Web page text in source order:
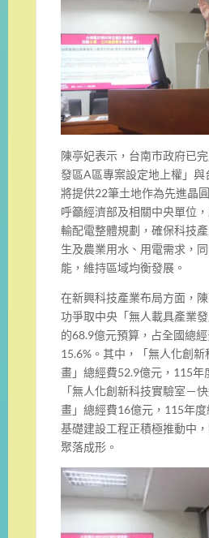
陳亭妃表示，台南市政府已
發區A區專案設定地上權」與
將提供22筆土地作為先進晶
呼籲經濟部及相關中央單位
輸配電整體規劃，確保科技
生及農業用水、用電需求，
能，維持區域均衡發展。
在新興科技產業布局方面，
功爭取中央「無人載具產業
的68.9億元預算，占全國總
15.6%。其中，「無人化創
畫」總經費52.9億元，115年
「無人化創新科技實驗室－
畫」總經費16億元，115年
基礎建設工程正積極推動中
聚落成形。